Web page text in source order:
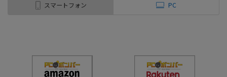
スマートフォン PC